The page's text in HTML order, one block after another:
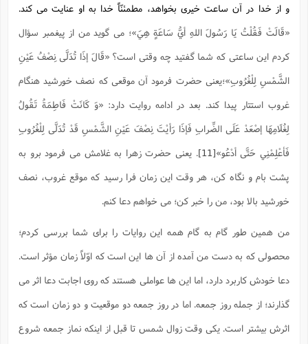
و از خدا در آن ساعت خیری بخواهد، مطمئنّاً خدا به او عنایت می کند.
«قَالَتْ فَقُلْتُ يَا رَسُولَ اللهِ أيُّ سَاعَةٍ هِيَ»؛ می گوید من از پیغمبر سؤال
کردم این ساعتی که شما گفتید چه وقتی است؟ «قَالَ إذَا تُدَلَّى نِصْفُ عَيْنِ
الشَّمْسِ لِلْغُرُوبِ»؛یعنی حضرت فرمود آن موقعی که نصف خورشید هنگام
غروب استتار پیدا کند. بعد در ادامه روایت دارد: «وَ كَانَتْ فَاطِمَةُ تَقُولُ
لِغُلَامِهَا إصْعَدْ عَلَى الضِّرابِ فَإذَا رَأيْتَ نِصْفَ عَيْنِ الشَّمْسِ قَدْ تُدَلَّى لِلْغُرُوبِ
فَأعْلِمْنِي حَتَّى أدْعُو»[11]
. یعنی حضرت زهرا به غلامش می فرمود برو به
پشت بام و نگاه کن، هر وقت این زمان فرا رسید که موقع غروب، نصف
خورشید بالا بود، من را خبر کن؛ می خواهم دعا کنم.
من همین طور گام به گام همه این روایات را برای شما بررسی کردم؛
محصولی که به دست من آمده از آن ها این است که اوّلاً زمان مؤثر است.
دعا خودش کاربرد دارد، اما این ها عواملی هستند که روی اجابت دعا اثر می
گذارند؛ از جمله روز جمعه. اما در روز جمعه دو موقعیت و دو زمان است که
اثرش بیشتر است. یکی وقت زوال شمس تا قبل از اینکه نماز جمعه شروع